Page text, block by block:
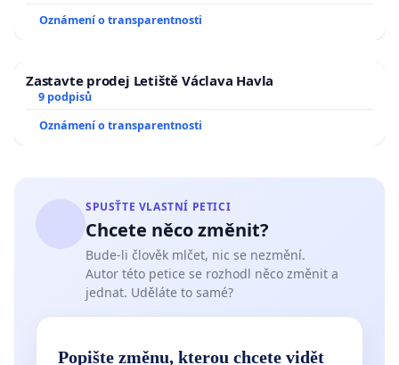
Oznámení o transparentnosti
Zastavte prodej Letiště Václava Havla
9 podpisů
Oznámení o transparentnosti
SPUSŤTE VLASTNÍ PETICI
Chcete něco změnit?
Bude-li člověk mlčet, nic se nezmění.
Autor této petice se rozhodl něco změnit a
jednat. Uděláte to samé?
Popište změnu, kterou chcete vidět